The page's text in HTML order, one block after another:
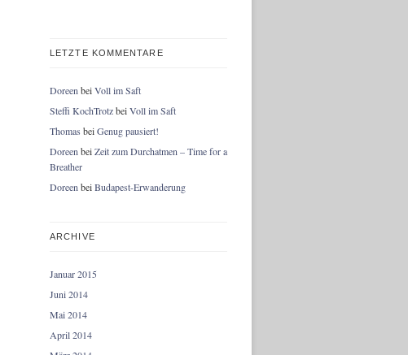
LETZTE KOMMENTARE
Doreen beiVoll im Saft
Steffi KochTrotzbeiVoll im Saft
Thomas beiGenug pausiert!
Doreen beiZeit zum Durchatmen – Time for a
Breather
Doreen beiBudapest-Erwanderung
ARCHIVE
Januar 2015
Juni 2014
Mai 2014
April 2014